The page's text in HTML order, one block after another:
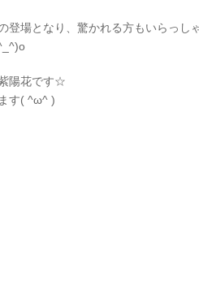
登場となり、驚かれる方もいらっし
陽花です☆
す( ^ω^ )